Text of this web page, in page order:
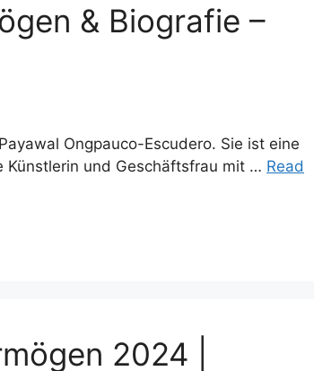
& Biografie –
Ongpauco-Escudero. Sie ist eine
Künstlerin und Geschäftsfrau mit … Read
2024 |